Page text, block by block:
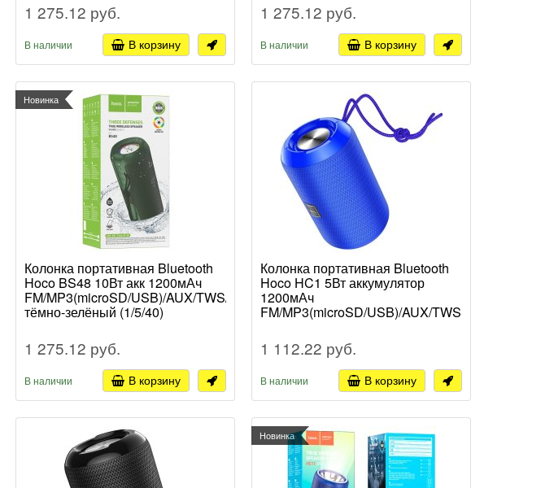
1 275.12 руб.
В наличии В корзину
1 275.12 руб.
В наличии В корзину
IPX5
Новинка
Колонка портативная Bluetooth
Hoco BS48 10Вт акк 1200мАч
FM/MP3(microSD/USB)/AUX/TWS/LED/IPX5
тёмно-зелёный (1/5/40)
1 275.12 руб.
В наличии В корзину
Колонка портативная Bluetooth
Hoco HC1 5Вт аккумулятор
1200мАч
FM/MP3(microSD/USB)/AUX/TWS
1 112.22 руб.
В наличии В корзину
Новинка